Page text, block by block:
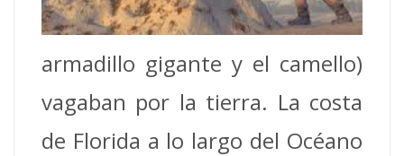
armadillo gigante y el camello)
vagaban por la tierra. La costa
de Florida a lo largo del Océano